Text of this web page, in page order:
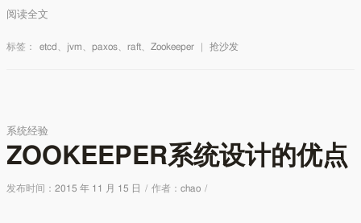
阅读全文
标签： etcd jvm 、paxos 、raft 、Zookeeper 抢沙发
系统经验
ZOOKEEPER系统设计的优点
发布时间：2015 年 11 月 15 日 / 作者：chao /